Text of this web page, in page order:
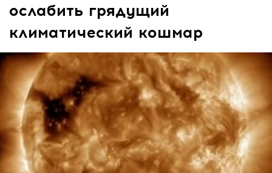
ослабить грядущий
климатический кошмар